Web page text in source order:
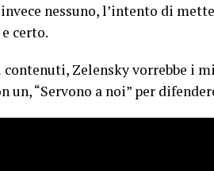
nessuno, l’intento di
certo.
Zelensky vorrebbe i
un, “Servono a noi” per